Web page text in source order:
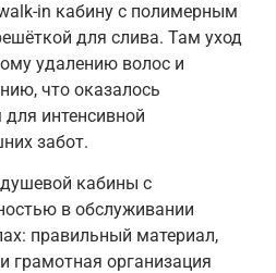
in кабину с полимерным
для слива. Там уход
удалению волос и
что оказалось
интенсивной
забот.
кабины с
в обслуживании
правильный материал,
грамотная организация